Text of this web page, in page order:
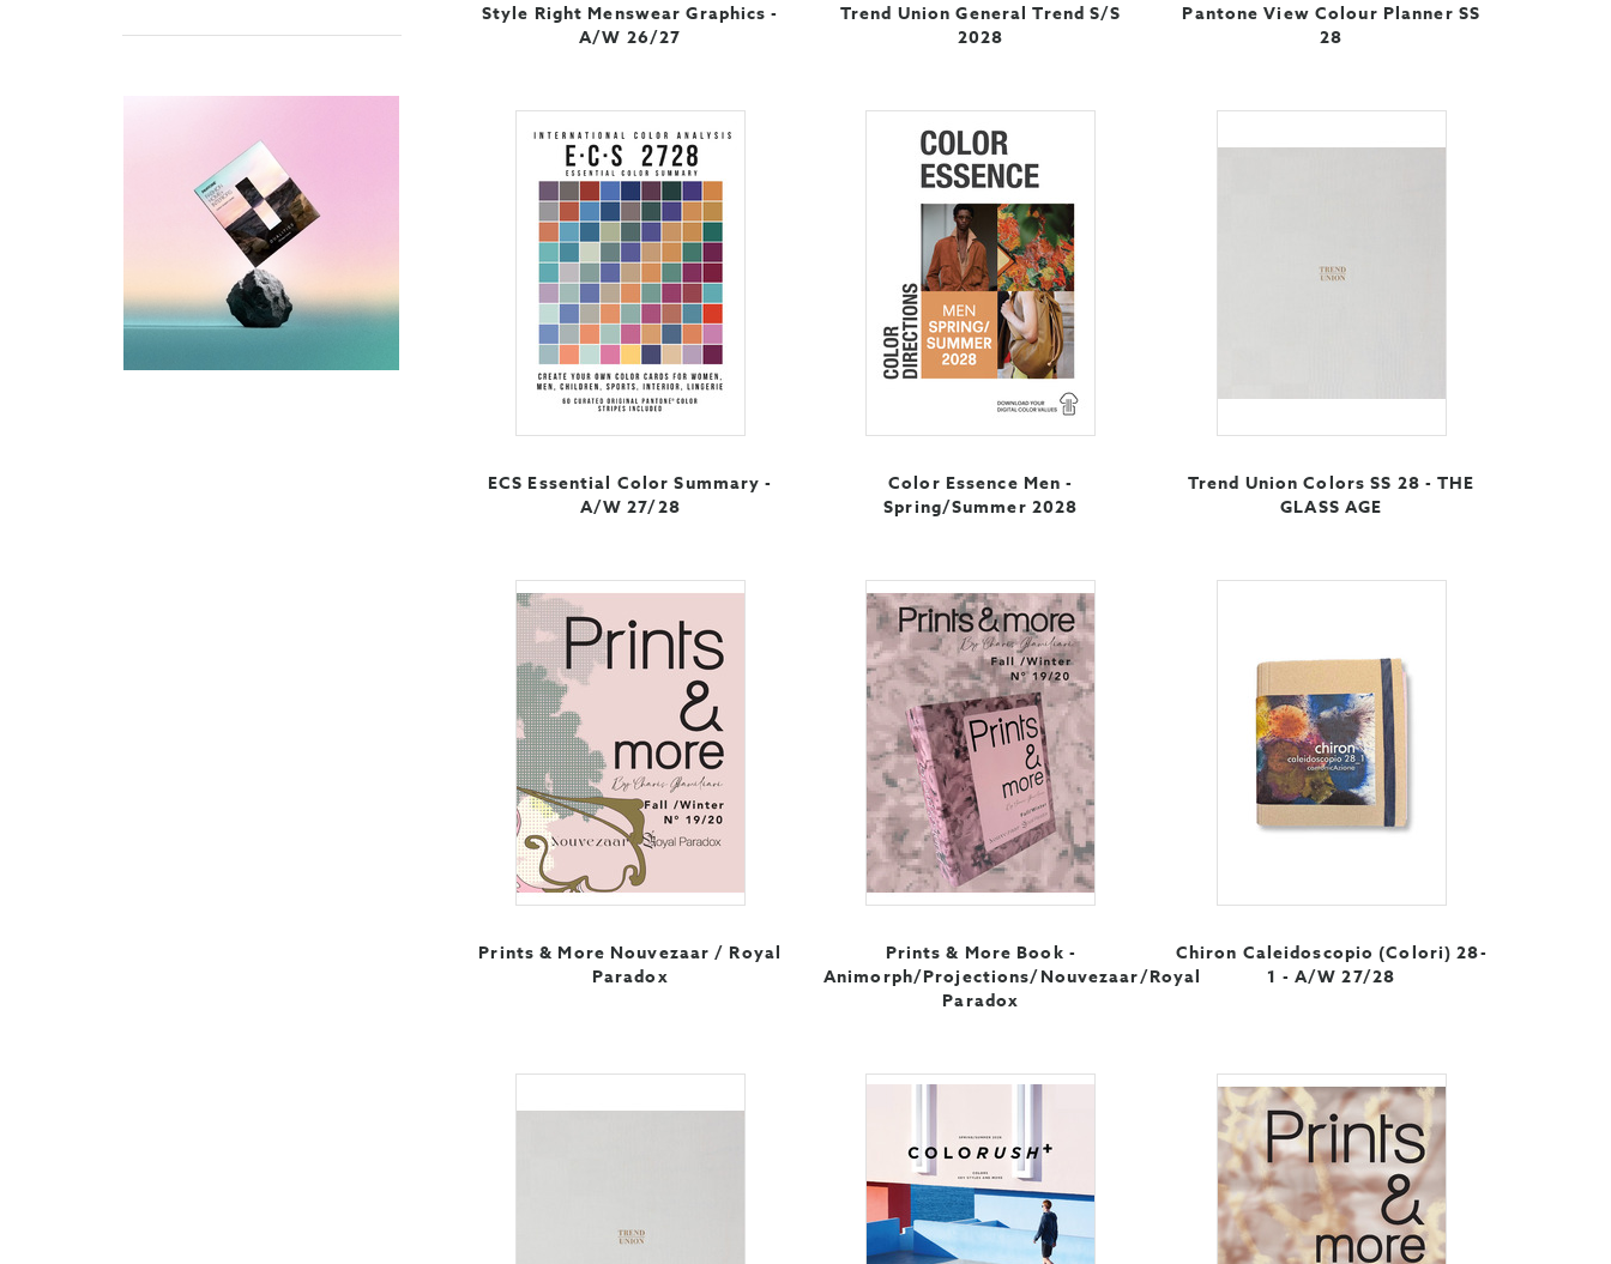
Style Right Menswear Graphics -
A/W 26/27
Trend Union General Trend S/S
2028
Pantone View Colour Planner SS
28
ECS Essential Color Summary -
A/W 27/28
Color Essence Men -
Spring/Summer 2028
Trend Union Colors SS 28 - THE
GLASS AGE
Prints & More Nouvezaar / Royal
Paradox
Prints & More Book -
Animorph/Projections/Nouvezaar/Royal
Paradox
Chiron Caleidoscopio (Colori) 28-
1 - A/W 27/28